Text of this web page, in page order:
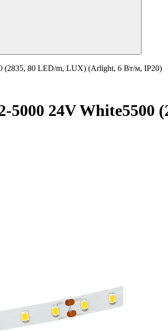
(2835, 80 LED/m, LUX) (Arlight, 6 Вт/м, IP20)
5000 24V